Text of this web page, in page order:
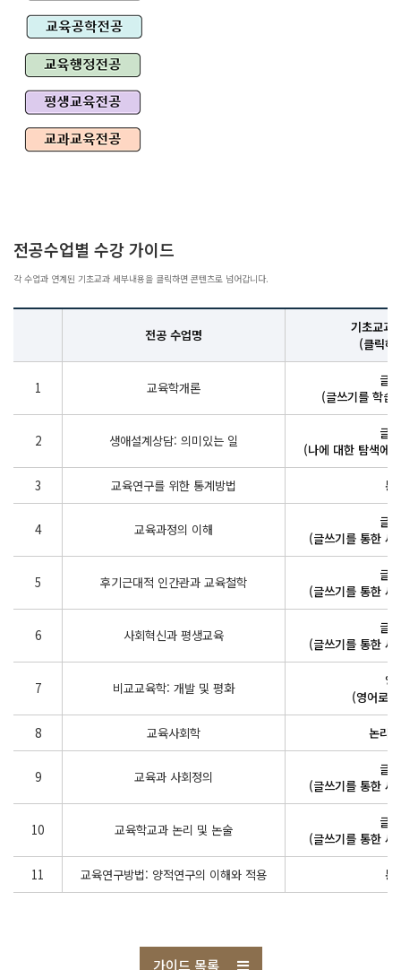
전공수업별 수강 가이드
각 수업과 연계된 기초교과 세부내용을 클릭하면 콘텐츠로 넘어갑니다.
전공 수업명
기초교과
(클릭해
1 교육학개론
글
(글쓰기를 학습
2 생애설계상담: 의미있는 일
글
(나에 대한 탐색에
3 교육연구를 위한 통계방법 통
4 교육과정의 이해
글
(글쓰기를 통한 새
5 후기근대적 인간관과 교육철학
글
(글쓰기를 통한 새
6 사회혁신과 평생교육
글
(글쓰기를 통한 새
7 비교교육학: 개발 및 평화
영
(영어로
8 교육사회학 논리
9 교육과 사회정의
글
(글쓰기를 통한 새
10 교육학교과 논리 및 논술
글
(글쓰기를 통한 새
11 교육연구방법: 양적연구의 이해와 적용 통
가이드 목록